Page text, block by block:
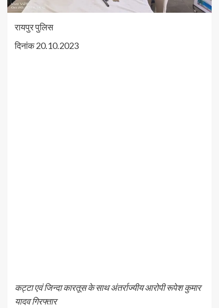
रायपुर पुलिस
दिनांक 20.10.2023
कट्टा एवं जिन्दा कारतूस के साथ अंतर्राज्यीय आरोपी रूपेश कुमार
यादव गिरफ्तार